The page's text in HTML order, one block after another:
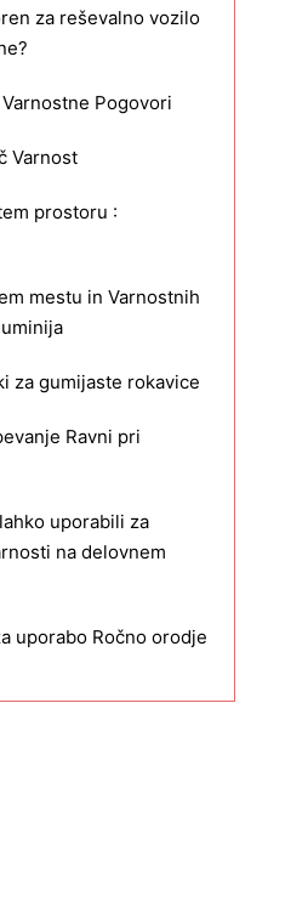
za reševalno vozilo
Pogovori
Varnost
prostoru :
mestu in Varnostnih
za gumijaste rokavice
Ravni pri
uporabili za
na delovnem
uporabo Ročno orodje